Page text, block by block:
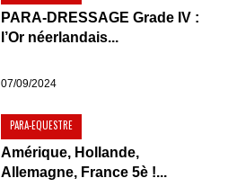
PARA-DRESSAGE Grade IV :
l’Or néerlandais...
07/09/2024
PARA-EQUESTRE
Amérique, Hollande,
Allemagne, France 5è !...